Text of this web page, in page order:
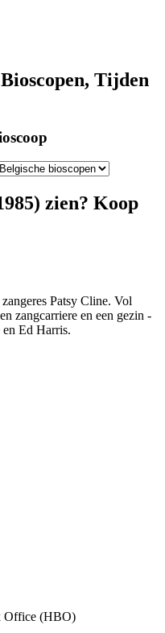
Tijden
zien? Koop
Patsy Cline. Vol
zangcarriere en een gezin -
Ed Harris.
Office (HBO)